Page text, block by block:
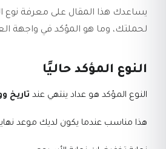
يساعدك هذا المقال على معرفة نوع
لحملتك، وما هو المؤكد في واجهة
النوع المؤكد حاليًا
النوع المؤكد هو عداد ينتهي عند تاريخ
هذا مناسب عندما يكون لديك موعد